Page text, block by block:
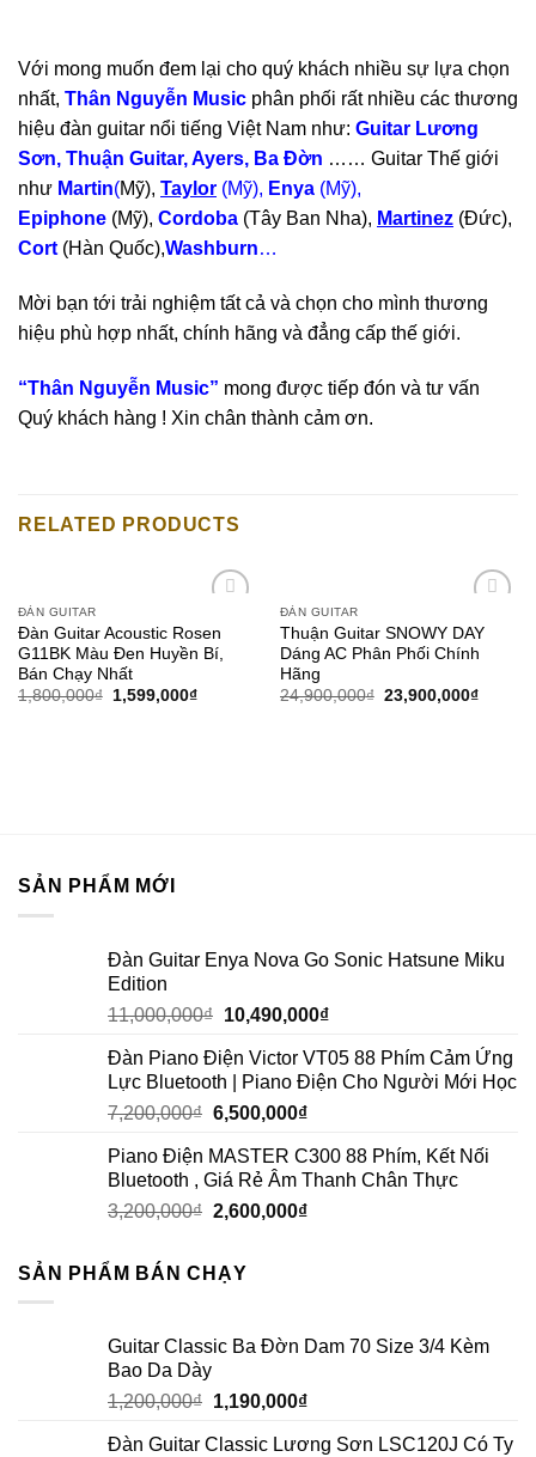
Với mong muốn đem lại cho quý khách nhiều sự lựa chọn
nhất, Thân Nguyễn Music phân phối rất nhiều các thương
hiệu đàn guitar nổi tiếng Việt Nam như: Guitar Lương
Sơn, Thuận Guitar, Ayers, Ba Đờn …… Guitar Thế giới
như Martin(Mỹ), Taylor (Mỹ), Enya (Mỹ),
Epiphone (Mỹ), Cordoba (Tây Ban Nha), Martinez (Đức),
Cort(Hàn Quốc),Washburn…
Mời bạn tới trải nghiệm tất cả và chọn cho mình thương
hiệu phù hợp nhất, chính hãng và đẳng cấp thế giới.
“Thân Nguyễn Music” mong được tiếp đón và tư vấn
Quý khách hàng ! Xin chân thành cảm ơn.
RELATED PRODUCTS
wishlist
ĐÀN GUITAR
Đàn Guitar Acoustic Rosen
G11BK Màu Đen Huyền Bí,
Bán Chạy Nhất
1,800,000₫ 1,599,000₫
wishlist
ĐÀN GUITAR
Thuận Guitar SNOWY DAY
Dáng AC Phân Phối Chính
Hãng
24,900,000₫ 23,900,000₫
SẢN PHẨM MỚI
Đàn Guitar Enya Nova Go Sonic Hatsune Miku
Edition
11,000,000₫ 10,490,000₫
Đàn Piano Điện Victor VT05 88 Phím Cảm Ứng
Lực Bluetooth | Piano Điện Cho Người Mới Học
7,200,000₫ 6,500,000₫
Piano Điện MASTER C300 88 Phím, Kết Nối
Bluetooth , Giá Rẻ Âm Thanh Chân Thực
3,200,000₫ 2,600,000₫
SẢN PHẨM BÁN CHẠY
Guitar Classic Ba Đờn Dam 70 Size 3/4 Kèm
Bao Da Dày
1,200,000₫ 1,190,000₫
Đàn Guitar Classic Lương Sơn LSC120J Có Ty